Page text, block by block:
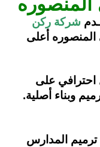
شركة ركن
أعلى
على
وبناء أصلية.
ترميم المدارس